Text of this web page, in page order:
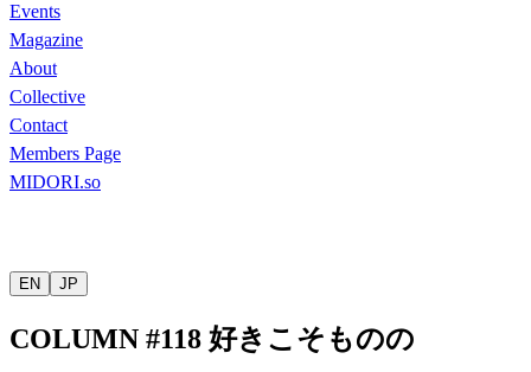
Events
Magazine
About
Collective
Contact
Members Page
MIDORI.so
EN JP
COLUMN #118 好きこそものの